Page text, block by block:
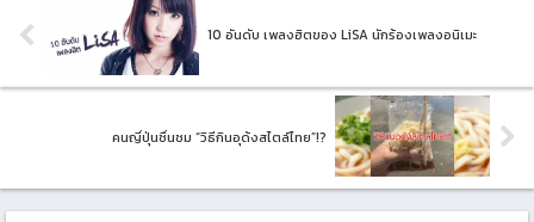
10 อันดับ เพลงฮิตของ LiSA นักร้องเพลงอนิเมะ
คนญี่ปุ่นชื่นชม “วิธีกินอุด้งสไตล์ไทย”!?